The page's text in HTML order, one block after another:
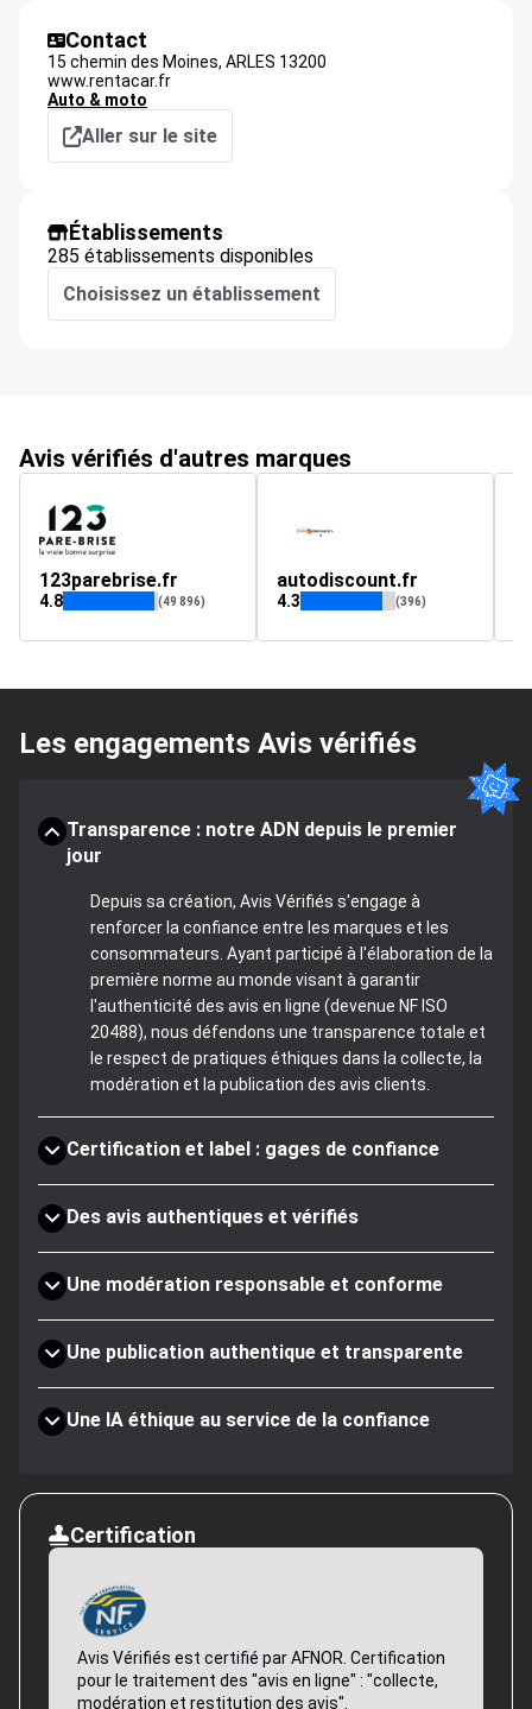
Contact
15 chemin des Moines, ARLES 13200
www.rentacar.fr
Auto & moto
Aller sur le site
Établissements
285 établissements disponibles
Choisissez un établissement
Avis vérifiés d'autres marques
123parebrise.fr
4.8 (49 896)
autodiscount.fr
4.3 (396)
Les engagements Avis vérifiés
Transparence : notre ADN depuis le premier
jour
Depuis sa création, Avis Vérifiés s'engage à
renforcer la confiance entre les marques et les
consommateurs. Ayant participé à l'élaboration de la
première norme au monde visant à garantir
l'authenticité des avis en ligne (devenue NF ISO
20488), nous défendons une transparence totale et
le respect de pratiques éthiques dans la collecte, la
modération et la publication des avis clients.
Certification et label : gages de confiance
Des avis authentiques et vérifiés
Une modération responsable et conforme
Une publication authentique et transparente
Une IA éthique au service de la confiance
Certification
Avis Vérifiés est certifié par AFNOR. Certification
pour le traitement des "avis en ligne" : "collecte,
modération et restitution des avis".